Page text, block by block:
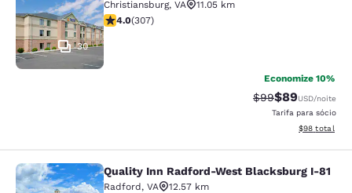
30
Christiansburg, VA
11.05 km
classificação 3.99 estrelas. Bom. 307 avaliações
4.0(307)
Economize 10%
Tarifa anterior
$99Tarifa com
$89USD/noite
Tarifa para sócio
Exibir
$98 total
Quality Inn Radford-West
Quality Inn Radford-West Blacksburg I-81
Radford, VA
12.57 km